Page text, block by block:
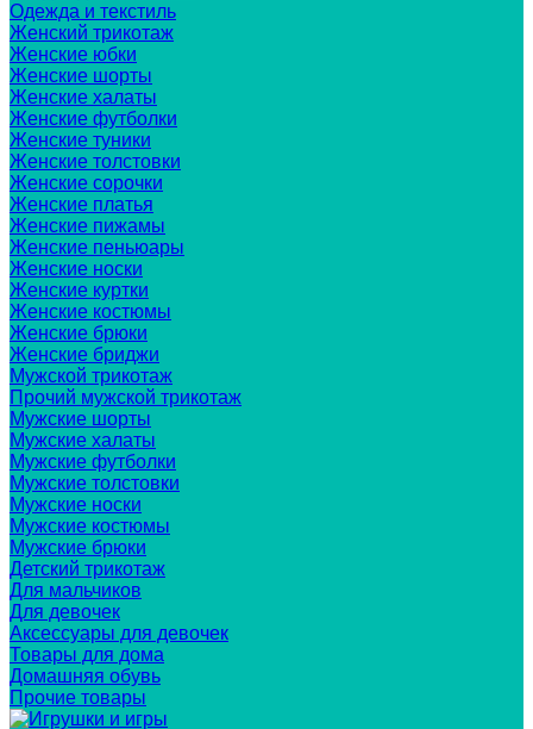
Одежда и текстиль
Женский трикотаж
Женские юбки
Женские шорты
Женские халаты
Женские футболки
Женские туники
Женские толстовки
Женские сорочки
Женские платья
Женские пижамы
Женские пеньюары
Женские носки
Женские куртки
Женские костюмы
Женские брюки
Женские бриджи
Мужской трикотаж
Прочий мужской трикотаж
Мужские шорты
Мужские халаты
Мужские футболки
Мужские толстовки
Мужские носки
Мужские костюмы
Мужские брюки
Детский трикотаж
Для мальчиков
Для девочек
Аксессуары для девочек
Товары для дома
Домашняя обувь
Прочие товары